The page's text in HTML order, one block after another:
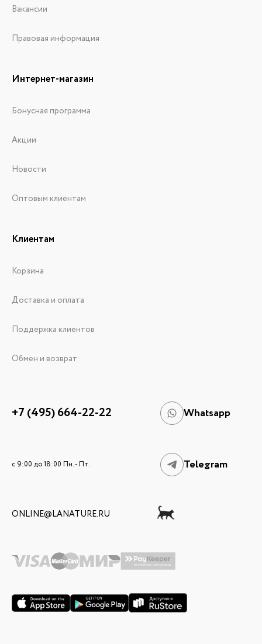
Вакансии
Правовая информация
Интернет-магазин
Бонусная программа
Акции
Новости
Оптовым клиентам
Клиентам
Корзина
Доставка и оплата
Поддержка клиентов
Обмен и возврат
+7 (495) 664-22-22 Whatsapp
c 9:00 до 18:00 Пн. - Пт. Telegram
ONLINE@LANATURE.RU